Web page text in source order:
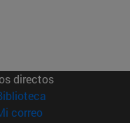
directos
(abre en nueva
correo(abre en nueva